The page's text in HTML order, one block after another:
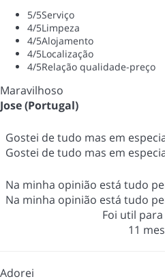
5/5Serviço
4/5Limpeza
4/5Alojamento
4/5Localização
4/5Relação qualidade-preço
Maravilhoso
Jose (Portugal)
Gostei de tudo mas em
Gostei de tudo mas em
Na minha opinião está tudo
Na minha opinião está tudo
Foi util para
11
Adorei